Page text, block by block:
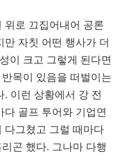
위로 끄집어내어 공론
자칫 어떤 행사가 더
이 크고 그렇게 된다면
목이 있음을 떠벌이는
이런 상황에서 강 전
골프 투어와 기업연
다그쳤고 그럴 때마다
곤 했다. 그나마 다행